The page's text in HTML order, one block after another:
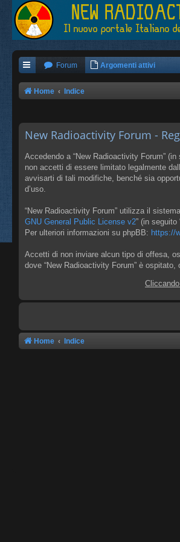
Forum Argomenti attivi
Home Indice
New Radioactivity Forum -
Accedendo a “New Radioactivity Forum”
non accetti di essere limitato legalmente
avvisarti di tali modifiche, benché sia
d’uso.
“New Radioactivity Forum” utilizza il
GNU General Public License v2” (in seguito
Per ulteriori informazioni su phpBB: https://
Accetti di non inviare alcun tipo di offesa,
dove “New Radioactivity Forum” è ospitato,
Home Indice